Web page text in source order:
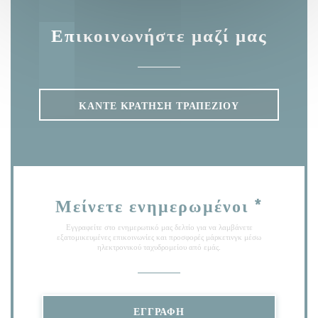
Επικοινωνήστε μαζί μας
ΚΆΝΤΕ ΚΡΆΤΗΣΗ ΤΡΑΠΕΖΙΟΎ
Μείνετε ενημερωμένοι *
Εγγραφείτε στο ενημερωτικό μας δελτίο για να λαμβάνετε
εξατομικευμένες επικοινωνίες και προσφορές μάρκετινγκ μέσω
ηλεκτρονικού ταχυδρομείου από εμάς.
ΕΓΓΡΑΦΉ